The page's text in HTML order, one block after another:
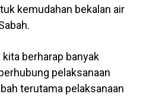
kemudahan bekalan air
berharap banyak
pelaksanaan
terutama pelaksanaan